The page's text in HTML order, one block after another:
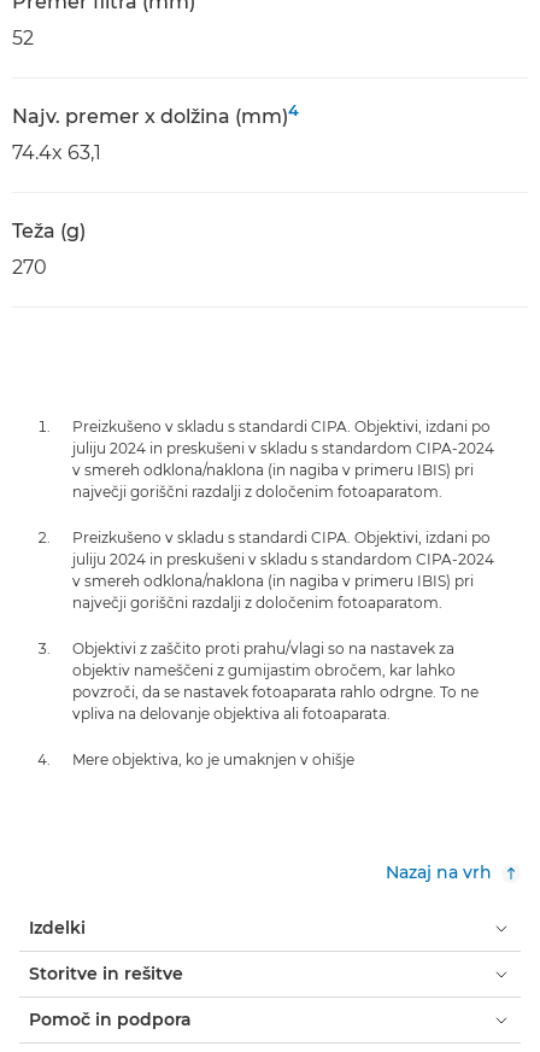
52
Najv. premer x dolžina (mm)4
74.4x 63,1
Teža (g)
270
Preizkušeno v skladu s standardi CIPA. Objektivi, izdani po
juliju 2024 in preskušeni v skladu s standardom CIPA-2024
v smereh odklona/naklona (in nagiba v primeru IBIS) pri
največji goriščni razdalji z določenim fotoaparatom.
Preizkušeno v skladu s standardi CIPA. Objektivi, izdani po
juliju 2024 in preskušeni v skladu s standardom CIPA-2024
v smereh odklona/naklona (in nagiba v primeru IBIS) pri
največji goriščni razdalji z določenim fotoaparatom.
Objektivi z zaščito proti prahu/vlagi so na nastavek za
objektiv nameščeni z gumijastim obročem, kar lahko
povzroči, da se nastavek fotoaparata rahlo odrgne. To ne
vpliva na delovanje objektiva ali fotoaparata.
Mere objektiva, ko je umaknjen v ohišje
Nazaj na vrh
Izdelki
Storitve in rešitve
Pomoč in podpora